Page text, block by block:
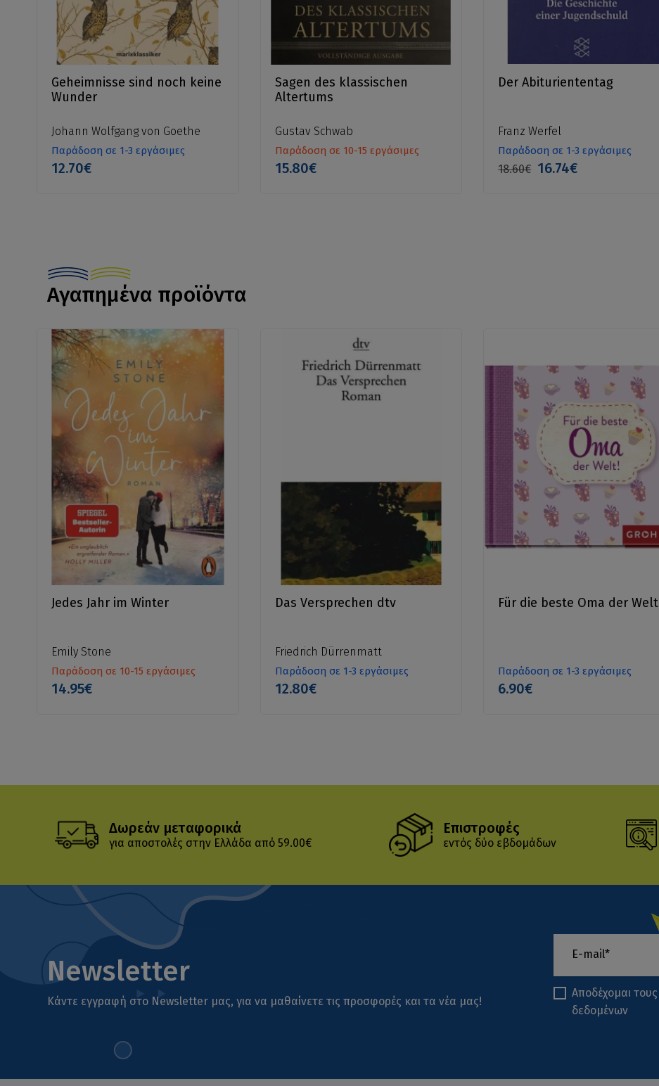
Geheimnisse sind noch keine
Wunder
Johann Wolfgang von Goethe
Παράδοση σε 1-3 εργάσιμες
12.70€
Sagen des klassischen
Altertums
Gustav Schwab
Παράδοση σε 10-15 εργάσιμες
15.80€
Der Abituriententag
Franz Werfel
Παράδοση σε 1-3 εργάσιμες
18.60€ 16.74€
Αγαπημένα προϊόντα
Jedes Jahr im Winter
Emily Stone
Παράδοση σε 10-15 εργάσιμες
14.95€
Das Versprechen dtv
Friedrich Dürrenmatt
Παράδοση σε 1-3 εργάσιμες
12.80€
Für die beste Oma der Welt
Παράδοση σε 1-3 εργάσιμες
6.90€
Δωρεάν μεταφορικά
για αποστολές στην Ελλάδα από 59.00€
Επιστροφές
εντός δύο εβδομάδων
Newsletter
Κάντε εγγραφή στο Newsletter μας, για να μαθαίνετε τις προσφορές και τα νέα μας!
Αποδέχομαι τους
δεδομένων